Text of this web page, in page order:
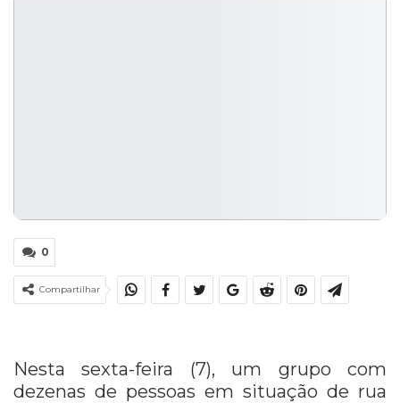
0
Compartilhar
Nesta sexta-feira (7), um grupo com
dezenas de pessoas em situação de rua